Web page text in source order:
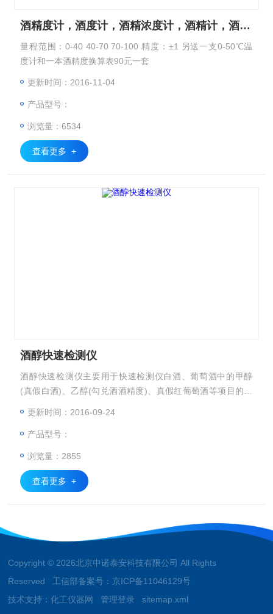
酒精度计，酒度计，酒精浓度计，酒精计，酒精测试仪
量程范围：0-40 40-70 70-100 精度：±1 另送一支0-50℃温
度计和一本酒精度换算表90元一套
更新时间：2016-11-04
产品型号：
浏览量：6534
查看更多 +
酒醇快速检测仪
酒醇快速检测仪主要用于快速检测仪白酒、葡萄酒中的甲醇
(真假白酒)、乙醇(勾兑酒酒精度)、真假红葡萄酒等项目的含
更新时间：2016-09-24
产品型号：
浏览量：2855
查看更多 +
Copyright © 2026北京中诺泰安科技有限公司 All Rights
Reserved 工信部备案号： 京ICP备11046129号
技术支持：化工仪器网 管理登录 sitemap.xml